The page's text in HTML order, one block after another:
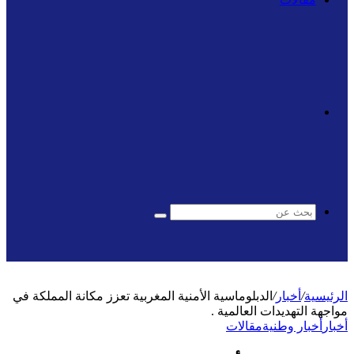
المظلم
بحث
الرئيسية/ أخبار/ الدبلوماسية الأمنية المغربية تعزز مكانة المملكة في
مواجهة التهديدات العالمية .
أخبار أخبار وطنيةمقالات